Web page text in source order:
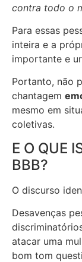
contra todo o
Para essas
inteira e a
importante e
Portanto, não
chantagem
mesmo em
coletivas.
E O QUE
BBB?
O discurso
Desavenças
atacar uma
bom tom